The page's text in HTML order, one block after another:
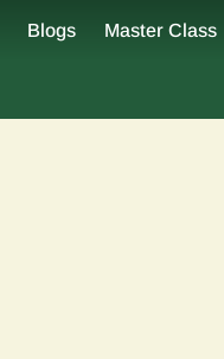
Blogs Master Class